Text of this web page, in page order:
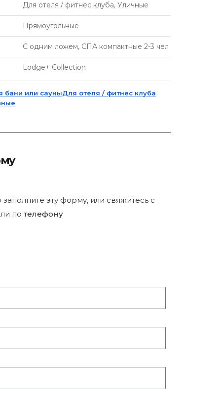
Для отеля / фитнес клуба, Уличные
Прямоугольные
С одним ложем, СПА компактные 2-3 чел
Lodge+ Collection
бани или сауныДля отеля / фитнес клуба
заполните эту форму, или свяжитесь с
потелефону